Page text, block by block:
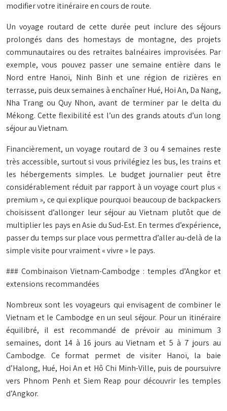
modifier votre itinéraire en cours de route.
Un voyage routard de cette durée peut inclure des séjours
prolongés dans des homestays de montagne, des projets
communautaires ou des retraites balnéaires improvisées. Par
exemple, vous pouvez passer une semaine entière dans le
Nord entre Hanoï, Ninh Binh et une région de rizières en
terrasse, puis deux semaines à enchaîner Hué, Hoi An, Da Nang,
Nha Trang ou Quy Nhon, avant de terminer par le delta du
Mékong. Cette flexibilité est l’un des grands atouts d’un long
séjour au Vietnam.
Financièrement, un voyage routard de 3 ou 4 semaines reste
très accessible, surtout si vous privilégiez les bus, les trains et
les hébergements simples. Le budget journalier peut être
considérablement réduit par rapport à un voyage court plus «
premium », ce qui explique pourquoi beaucoup de backpackers
choisissent d’allonger leur séjour au Vietnam plutôt que de
multiplier les pays en Asie du Sud-Est. En termes d’expérience,
passer du temps sur place vous permettra d’aller au-delà de la
simple visite pour vraiment « vivre » le pays.
### Combinaison Vietnam-Cambodge : temples d’Angkor et
extensions recommandées
Nombreux sont les voyageurs qui envisagent de combiner le
Vietnam et le Cambodge en un seul séjour. Pour un itinéraire
équilibré, il est recommandé de prévoir au minimum 3
semaines, dont 14 à 16 jours au Vietnam et 5 à 7 jours au
Cambodge. Ce format permet de visiter Hanoï, la baie
d’Halong, Hué, Hoi An et Hô Chi Minh-Ville, puis de poursuivre
vers Phnom Penh et Siem Reap pour découvrir les temples
d’Angkor.